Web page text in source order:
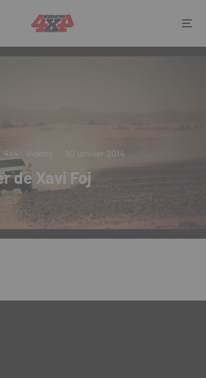
4x4 Vidéos 30 janvier 2014
de Xavi Foj